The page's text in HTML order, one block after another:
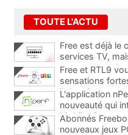
TOUTE L'ACTU
Free est déjà le
services TV,
encore au
Free et RTL9
sensations
l'obtenir
L'application
nouveauté qui
Mobile, Orange,
Abonnés
nouveaux jeux